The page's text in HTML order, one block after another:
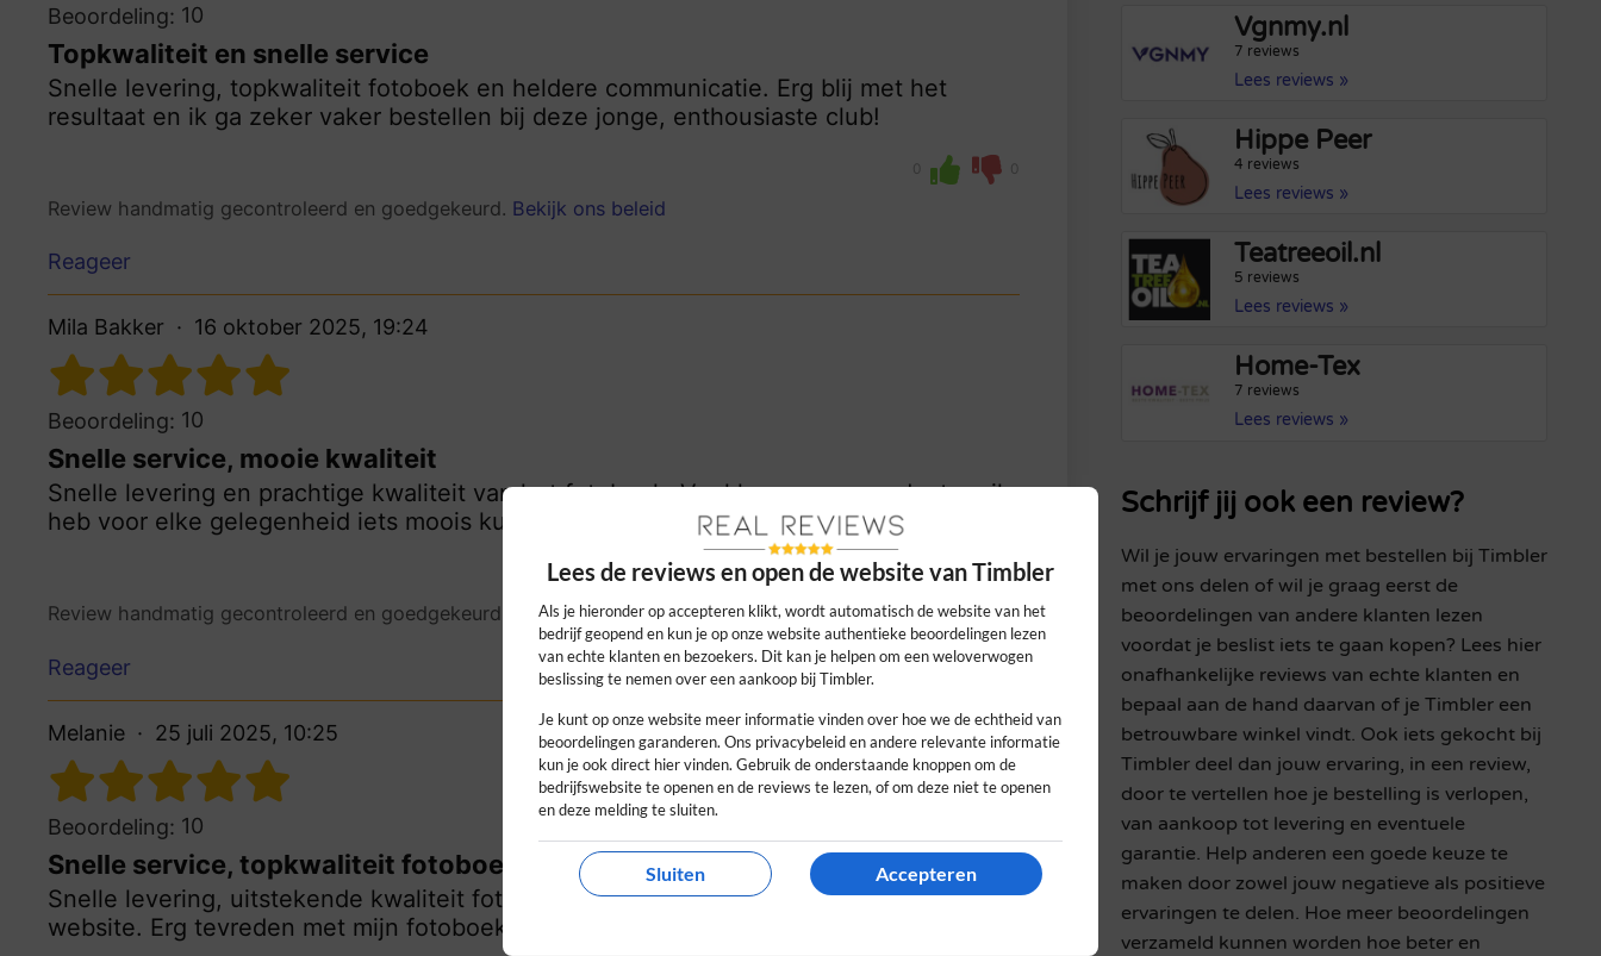
Beoordeling: 10
Topkwaliteit en snelle service
Snelle levering, topkwaliteit fotoboek en heldere communicatie. Erg blij met het
resultaat en ik ga zeker vaker bestellen bij deze jonge, enthousiaste club!
0 0
Review handmatig gecontroleerd en goedgekeurd. Bekijk ons beleid
Reageer
Mila Bakker 16 oktober 2025, 19:24
Beoordeling: 10
Snelle service, mooie kwaliteit
Snelle levering en prachtige kwaliteit van het fotoboek. Veel keuze aan producten, ik
heb voor elke gelegenheid iets moois kunnen vinden. Echt een aanrader!
0 0
Review handmatig gecontroleerd en goedgekeurd. Bekijk ons beleid
Reageer
Melanie 25 juli 2025, 10:25
Beoordeling: 10
Snelle service, topkwaliteit fotoboek
Snelle levering, uitstekende kwaliteit fotoproducten en een gebruiksvriendelijke
website. Erg tevreden met mijn fotoboek en de duidelijke communicatie van Timbler.
Vgnmy.nl
7 reviews
Lees reviews »
Hippe Peer
4 reviews
Lees reviews »
Teatreeoil.nl
5 reviews
Lees reviews »
Home-Tex
7 reviews
Lees reviews »
Schrijf jij ook een review?
Wil je jouw ervaringen met bestellen bij Timbler
met ons delen of wil je graag eerst de
beoordelingen van andere klanten lezen
voordat je beslist iets te gaan kopen? Lees hier
onafhankelijke reviews van echte klanten en
bepaal aan de hand daarvan of je Timbler een
betrouwbare winkel vindt. Ook iets gekocht bij
Timbler deel dan jouw ervaring, in een review,
door te vertellen hoe je bestelling is verlopen,
van aankoop tot levering en eventuele
garantie. Help anderen een goede keuze te
maken door zowel jouw negatieve als positieve
ervaringen te delen. Hoe meer beoordelingen
verzameld kunnen worden hoe beter en
Lees de reviews en open de website van Timbler
Als je hieronder op accepteren klikt, wordt automatisch de website van het
bedrijf geopend en kun je op onze website authentieke beoordelingen lezen
van echte klanten en bezoekers. Dit kan je helpen om een weloverwogen
beslissing te nemen over een aankoop bij Timbler.
Je kunt op onze website meer informatie vinden over hoe we de echtheid van
beoordelingen garanderen. Ons privacybeleid en andere relevante informatie
kun je ook direct hier vinden. Gebruik de onderstaande knoppen om de
bedrijfswebsite te openen en de reviews te lezen, of om deze niet te openen
en deze melding te sluiten.
Sluiten Accepteren